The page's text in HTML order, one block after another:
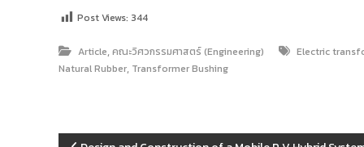
ล
า
น
ย
Post Views: 344
Article,คณะวิศวกรรมศาสตร์ (Engineering) Electric
Natural Rubber, Transformer Bushing